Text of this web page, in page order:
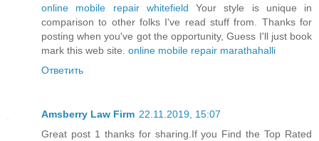
online mobile repair whitefield Your style is unique in
comparison to other folks I've read stuff from. Thanks for
posting when you've got the opportunity, Guess I'll just book
mark this web site. online mobile repair marathahalli
Ответить
Amsberry Law Firm 22.11.2019, 15:07
Great post 1 thanks for sharing.If you Find the Top Rated